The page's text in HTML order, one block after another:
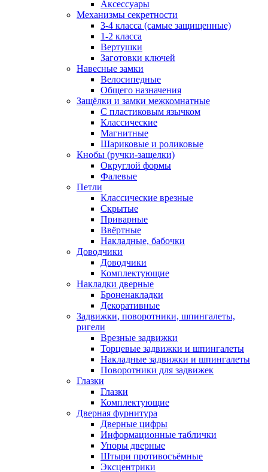
Аксессуары
Механизмы секретности
3-4 класса (самые защищенные)
1-2 класса
Вертушки
Заготовки ключей
Навесные замки
Велосипедные
Общего назначения
Защёлки и замки межкомнатные
С пластиковым язычком
Классические
Магнитные
Шариковые и роликовые
Кнобы (ручки-защелки)
Округлой формы
Фалевые
Петли
Классические врезные
Скрытые
Приварные
Ввёртные
Накладные, бабочки
Доводчики
Доводчики
Комплектующие
Накладки дверные
Броненакладки
Декоративные
Задвижки, поворотники, шпингалеты,
ригели
Врезные задвижки
Торцевые задвижки и шпингалеты
Накладные задвижки и шпингалеты
Поворотники для задвижек
Глазки
Глазки
Комплектующие
Дверная фурнитура
Дверные цифры
Информационные таблички
Упоры дверные
Штыри противосъёмные
Эксцентрики